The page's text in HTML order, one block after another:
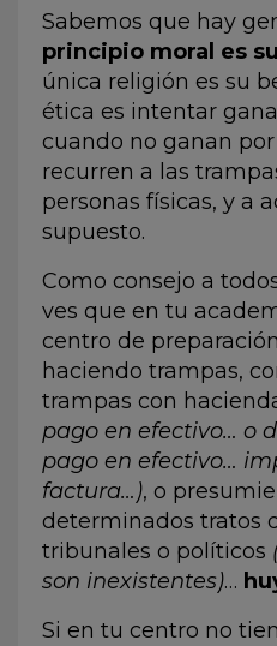
Sabemos que hay
principio moral es
única religión es su
ética es intentar
cuando no ganan
recurren a las
personas físicas, y a
supuesto.
Como consejo a
ves que en tu
centro de
haciendo trampas,
trampas con
pago en efectivo… o
pago en efectivo…
factura…), o
determinados tratos
tribunales o políticos
son inexistentes)…
Si en tu centro no